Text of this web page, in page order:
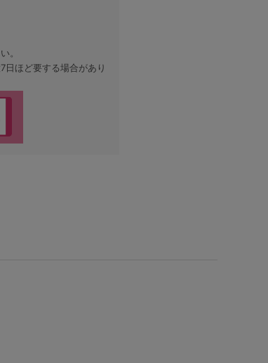
。
日ほど要する場合があり